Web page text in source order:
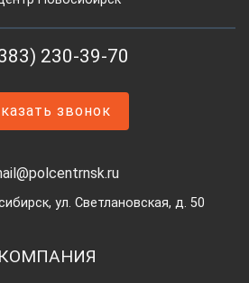
230-39-70
звонок
ул. Светлановская, д. 50
КОМПАНИЯ